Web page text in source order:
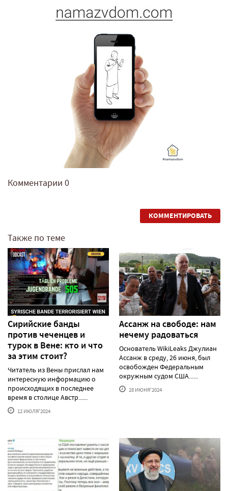
Комментарии 0
КОММЕНТИРОВАТЬ
Также по теме
Сирийские банды
против чеченцев и
турок в Вене: кто и что
за этим стоит?
Читатель из Вены прислал нам
интересную информацию о
происходящих в последнее
время в столице Австр......
12 ИЮЛЯ'2024
Ассанж на свободе: нам
нечему радоваться
Основатель WikiLeaks Джулиан
Ассанж в среду, 26 июня, был
освобожден Федеральным
окружным судом США......
28 ИЮНЯ'2024